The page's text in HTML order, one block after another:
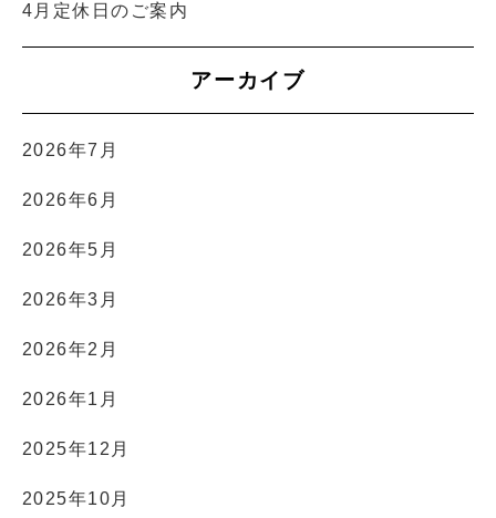
4月定休日のご案内
アーカイブ
2026年7月
2026年6月
2026年5月
2026年3月
2026年2月
2026年1月
2025年12月
2025年10月